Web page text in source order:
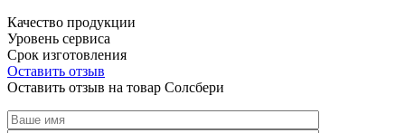
Качество продукции
Уровень сервиса
Срок изготовления
Оставить отзыв
Оставить отзыв на товар Солсбери